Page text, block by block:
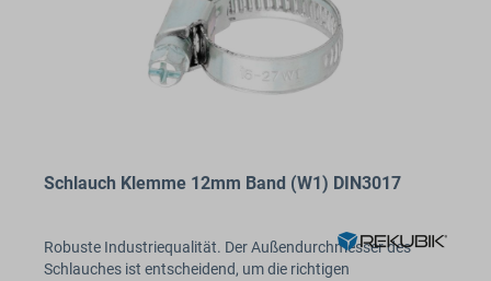
Schlauch Klemme 12mm Band (W1) DIN3017
Robuste Industriequalität. Der Außendurchmesser des
Schlauches ist entscheidend, um die richtigen